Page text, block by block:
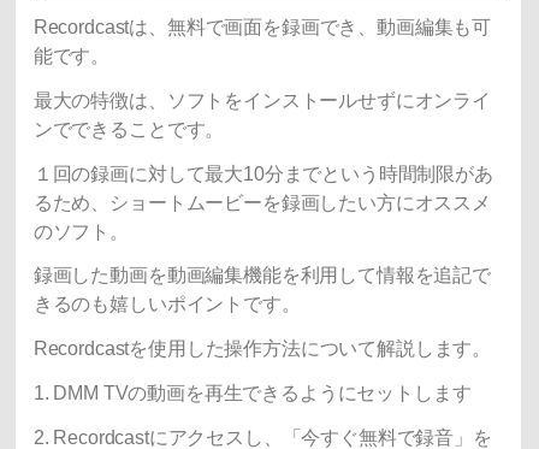
Recordcastは、無料で画面を録画でき、動画編集も可
能です。
最大の特徴は、ソフトをインストールせずにオンライ
ンでできることです。
１回の録画に対して最大10分までという時間制限があ
るため、ショートムービーを録画したい方にオススメ
のソフト。
録画した動画を動画編集機能を利用して情報を追記で
きるのも嬉しいポイントです。
Recordcastを使用した操作方法について解説します。
1. DMM TVの動画を再生できるようにセットします
2. Recordcastにアクセスし、「今すぐ無料で録音」を